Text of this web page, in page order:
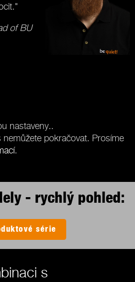
of BU
nastaveny..
pokračovat. Prosíme
.
- rychlý pohled:
série
s